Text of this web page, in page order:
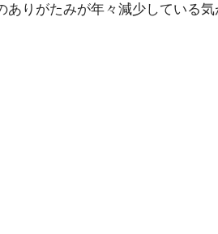
りがたみが年々減少している気